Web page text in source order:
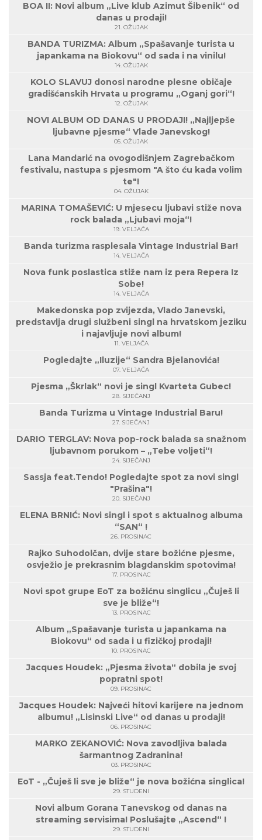
BOA II: Novi album „Live klub Azimut Šibenik“ od
danas u prodaji!
21. OŽUJAK
BANDA TURIZMA: Album „Spašavanje turista u
japankama na Biokovu“ od sada i na vinilu!
14. OŽUJAK
KOLO SLAVUJ donosi narodne plesne običaje
gradišćanskih Hrvata u programu „Oganj gori“!
12. OŽUJAK
NOVI ALBUM OD DANAS U PRODAJI! „Najljepše
ljubavne pjesme“ Vlade Janevskog!
05. OŽUJAK
Lana Mandarić na ovogodišnjem Zagrebačkom
festivalu, nastupa s pjesmom "A što ću kada volim
te"!
04. OŽUJAK
MARINA TOMAŠEVIĆ: U mjesecu ljubavi stiže nova
rock balada „Ljubavi moja“!
19. VELJAČA
Banda turizma rasplesala Vintage Industrial Bar!
14. VELJAČA
Nova funk poslastica stiže nam iz pera Repera Iz
Sobe!
14. VELJAČA
Makedonska pop zvijezda, Vlado Janevski,
predstavlja drugi službeni singl na hrvatskom jeziku
i najavljuje novi album!
11. VELJAČA
Pogledajte „Iluzije“ Sandra Bjelanovića!
07. VELJAČA
Pjesma „Škrlak“ novi je singl Kvarteta Gubec!
28. SIJEČANJ
Banda Turizma u Vintage Industrial Baru!
27. SIJEČANJ
DARIO TERGLAV: Nova pop-rock balada sa snažnom
ljubavnom porukom – „Tebe voljeti“!
24. SIJEČANJ
Sassja feat.Tendo! Pogledajte spot za novi singl
"Prašina"!
20. SIJEČANJ
ELENA BRNIĆ: Novi singl i spot s aktualnog albuma
“SAN“ !
26. PROSINAC
Rajko Suhodolčan, dvije stare božićne pjesme,
osvježio je prekrasnim blagdanskim spotovima!
17. PROSINAC
Novi spot grupe EoT za božićnu singlicu „Čuješ li
sve je bliže“!
13. PROSINAC
Album „Spašavanje turista u japankama na
Biokovu“ od sada i u fizičkoj prodaji!
10. PROSINAC
Jacques Houdek: „Pjesma života“ dobila je svoj
popratni spot!
09. PROSINAC
Jacques Houdek: Najveći hitovi karijere na jednom
albumu! „Lisinski Live“ od danas u prodaji!
06. PROSINAC
MARKO ZEKANOVIĆ: Nova zavodljiva balada
šarmantnog Zadranina!
03. PROSINAC
EoT - „Čuješ li sve je bliže“ je nova božićna singlica!
29. STUDENI
Novi album Gorana Tanevskog od danas na
streaming servisima! Poslušajte „Ascend“ !
29. STUDENI